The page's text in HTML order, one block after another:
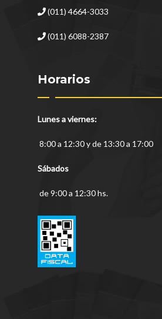
(011) 4664-3033
(011) 6088-2387
Horarios
Lunes a viernes:
8:00 a 12:30 y de 13:30 a 17:00
Sábados
de 9:00 a 12:30 hs.